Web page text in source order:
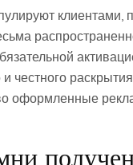
клиентами,
честного
оформленные